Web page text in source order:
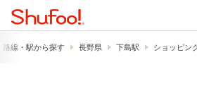
路線・駅から探す 長野県 下島駅 ショッピン